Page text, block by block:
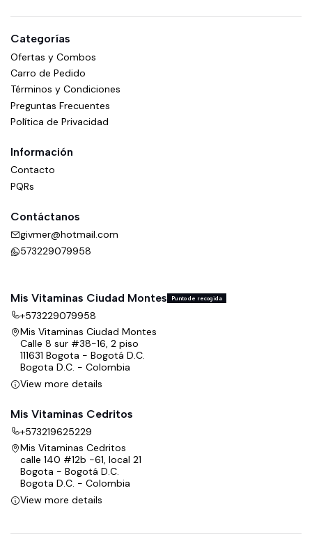
Categorías
Ofertas y Combos
Carro de Pedido
Términos y Condiciones
Preguntas Frecuentes
Política de Privacidad
Información
Contacto
PQRs
Contáctanos
givmer@hotmail.com
573229079958
Mis Vitaminas Ciudad Montes Punto de recogida
+573229079958
Mis Vitaminas Ciudad Montes
Calle 8 sur #38-16, 2 piso
111631 Bogota - Bogotá D.C.
Bogota D.C. - Colombia
View more details
Mis Vitaminas Cedritos
+573219625229
Mis Vitaminas Cedritos
calle 140 #12b -61, local 21
Bogota - Bogotá D.C.
Bogota D.C. - Colombia
View more details